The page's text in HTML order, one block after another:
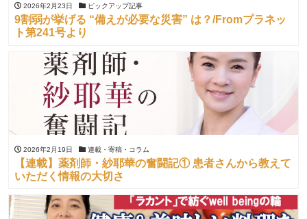
2026年2月23日 ピックアップ記事
9割弱が挙げる “備えが必要な災害” は？/Fromプラネッ
ト第241号より
2026年2月19日 連載・寄稿・コラム
【連載】薬剤師・紗耶華の奮闘記① 患者さんから教えて
いただく情報の大切さ